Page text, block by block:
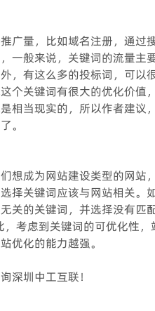
广量，比如域名注册，通过
一般来说，关键词的流量主
，有这么多的投标词，可以
个关键词有很大的优化价值
相当现实的，所以作者建议
。
想成为网站建设类型的网站
择关键词应该与网站相关。
关的关键词，并选择没有匹
考虑到关键词的可优化性，
优化的能力越强。
深圳中工互联！